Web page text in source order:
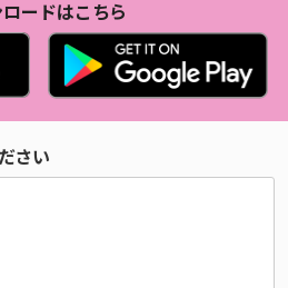
ードはこちら
さい